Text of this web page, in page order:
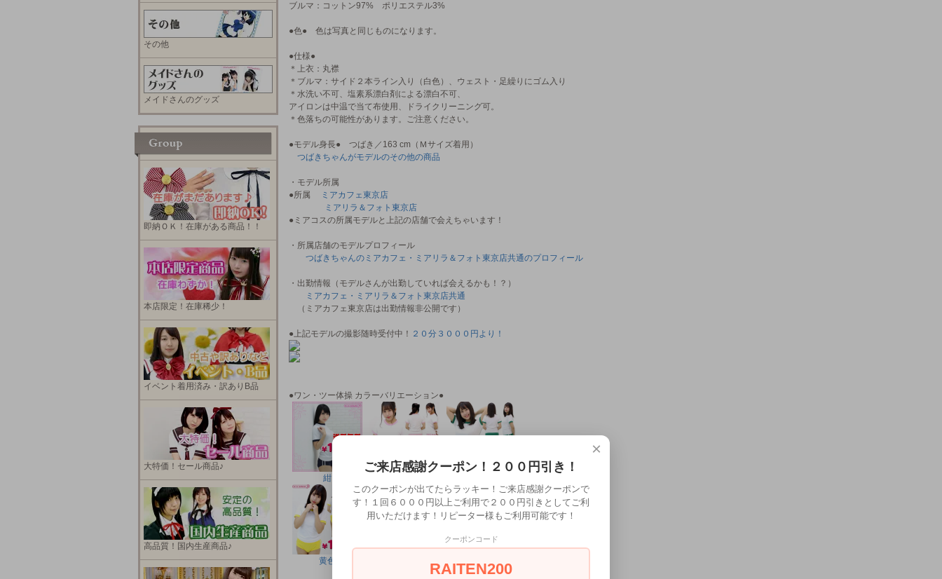
ブルマ：コットン97% ポリエステル3%
●色● 色は写真と同じものになります。
●仕様●
＊上衣：丸襟
＊ブルマ：サイド２本ライン入り（白色）、ウェスト・足繰りにゴム入り
＊水洗い不可、塩素系漂白剤による漂白不可、
アイロンは中温で当て布使用、ドライクリーニング可。
＊色落ちの可能性があります。ご注意ください。
●モデル身長● つばき／163 cm（Ｍサイズ着用）
つばきちゃんがモデルのその他の商品
・モデル所属
●所属
ミアカフェ東京店
ミアリラ＆フォト東京店
●ミアコスの所属モデルと上記の店舗で会えちゃいます！
・所属店舗のモデルプロフィール
つばきちゃんのミアカフェ・ミアリラ＆フォト東京店共通のプロフィール
・出勤情報（モデルさんが出勤していれば会えるかも！？）
ミアカフェ・ミアリラ＆フォト東京店共通
（ミアカフェ東京店は出勤情報非公開です）
●上記モデルの撮影随時受付中！ ２０分３０００円より！
●ワン・ツー体操 カラーバリエーション●
紺
黄色
その他
メイドさんのグッズ
即納ＯＫ！在庫がある商品！！
本店限定！在庫稀少！
イベント着用済み・訳ありB品
大特価！セール商品♪
高品質！国内生産商品♪
×
ご来店感謝クーポン！２００円引き！
このクーポンが出てたらラッキー！ご来店感謝クーポンで
す！１回６０００円以上ご利用で２００円引きとしてご利
用いただけます！リピーター様もご利用可能です！
クーポンコード
RAITEN200